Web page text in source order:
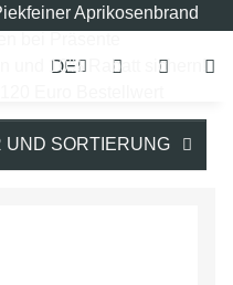
Aprikosenbrand
und 10% Rabatt sichern!
DE
UND SORTIERUNG